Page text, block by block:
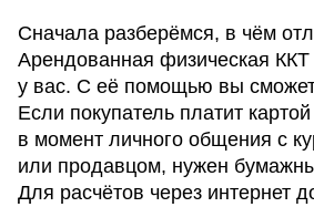
Сначала разберёмся, в чём
Арендованная физическая ККТ
у вас. С её помощью вы
Если покупатель платит
в момент личного общения с
или продавцом, нужен
Для расчётов через интернет